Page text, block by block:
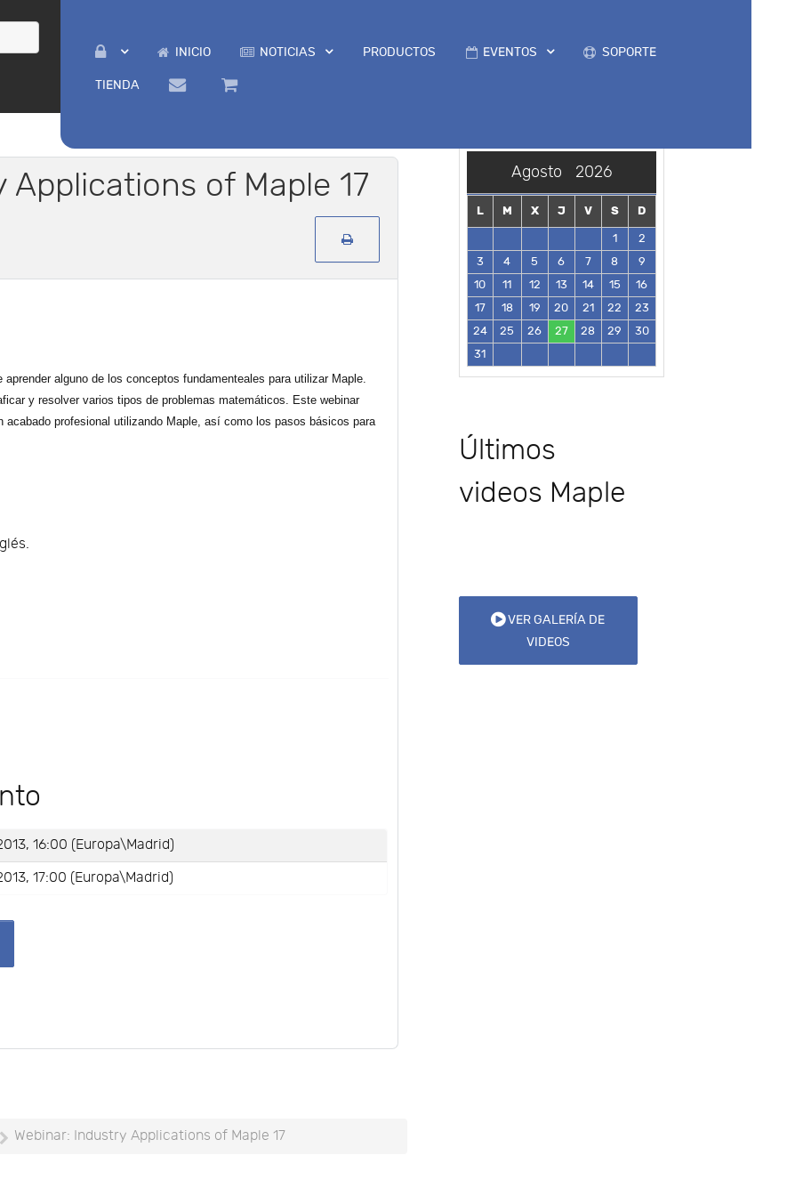
INICIO NOTICIAS PRODUCTOS EVENTOS SOPORTE
TIENDA
Applications of Maple 17
alguno de los conceptos fundamenteales para utilizar Maple.
y resolver varios tipos de problemas matemáticos. Este webinar
acabado profesional utilizando Maple, así como los pasos básicos para
16:00 (Europa\Madrid)
17:00 (Europa\Madrid)
Webinar: Industry Applications of Maple 17
Agosto 2026
L M X J V S
D
1
2
3
4 5 6 7 8
9
10
11 12 13 14 15
16
17
18 19 20 21 22
23
24
25 26 27 28 29
30
31
Últimos
videos Maple
VER GALERÍA DE
VIDEOS